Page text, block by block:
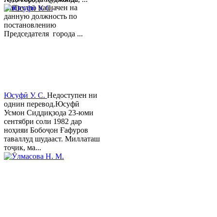
Хайрулло назначен на
данную должность по
постановлению
Председателя города ...
Юсуфӣ У. C. Недоступен ни
однин перевод.Юсуфӣ
Усмон Сиддиқзода 23-юми
сентябри соли 1982 дар
ноҳияи Бобоҷон Ғафуров
таваллуд шудааст. Миллаташ
тоҷик, ма...